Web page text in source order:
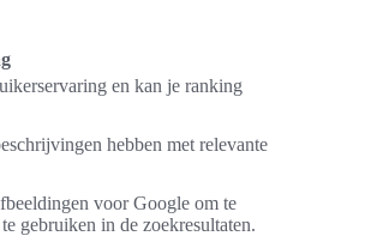
en kan je ranking
hebben met relevante
voor Google om te
gebruiken in de zoekresultaten.